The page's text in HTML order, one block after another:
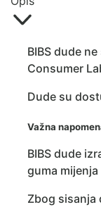
BIBS dude
Consumer
Dude su
Važna
BIBS dude
guma
Zbog sisanja